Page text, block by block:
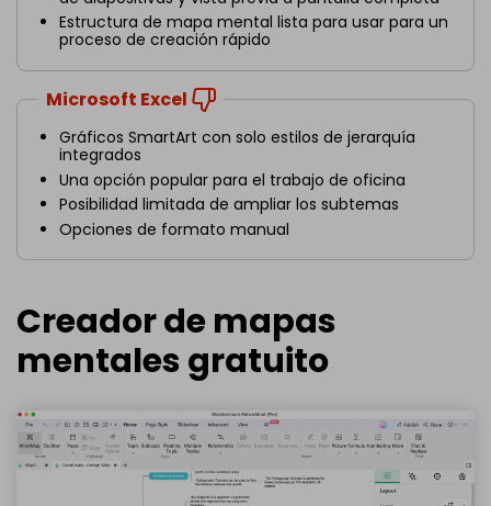
Estructura de mapa mental lista para usar para un
proceso de creación rápido
Microsoft Excel
Gráficos SmartArt con solo estilos de jerarquía
integrados
Una opción popular para el trabajo de oficina
Posibilidad limitada de ampliar los subtemas
Opciones de formato manual
Creador de mapas
mentales gratuito